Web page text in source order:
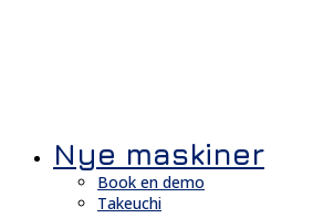
Nye maskiner
Book en demo
Takeuchi